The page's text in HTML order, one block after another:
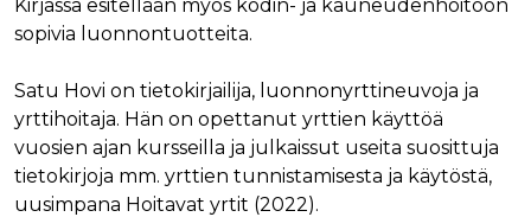
Kirjassa esitellään myös kodin- ja kauneudenhoitoon
sopivia luonnontuotteita.
Satu Hovi on tietokirjailija, luonnonyrttineuvoja ja
yrttihoitaja. Hän on opettanut yrttien käyttöä
vuosien ajan kursseilla ja julkaissut useita suosittuja
tietokirjoja mm. yrttien tunnistamisesta ja käytöstä,
uusimpana Hoitavat yrtit (2022).